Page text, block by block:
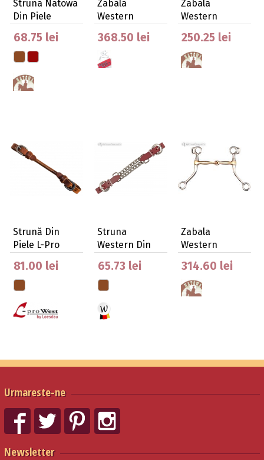
Struna Natowa
Din Piele
68.75 lei
Zabala
Western
Intrerupta
Brad Ren's Cu…
368.50 lei
Zabala
Western
Argentinian
250.25 lei
Strună Din
Piele L-Pro
81.00 lei
Struna
Western Din
Lantisor Du…
65.73 lei
Zabala
Western
Natowa De
Forta Din
Cupru
314.60 lei
Urmareste-ne
Newsletter